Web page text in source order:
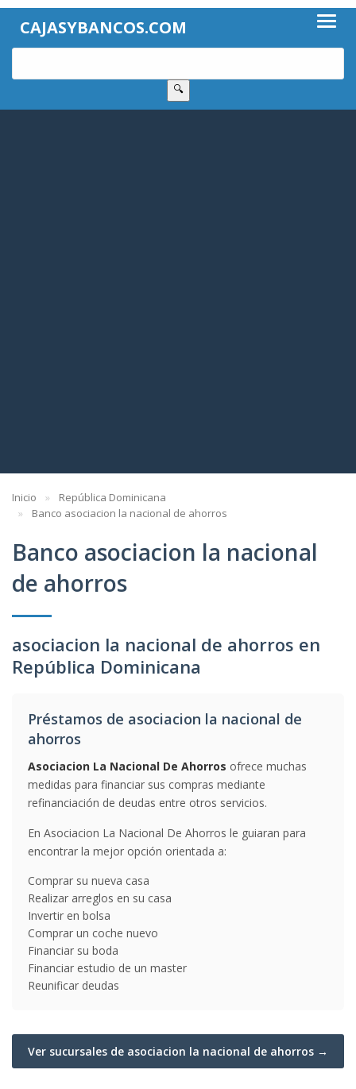
CAJASYBANCOS.COM
🔍
Inicio
República Dominicana
Banco asociacion la nacional de ahorros
Banco asociacion la nacional
de ahorros
asociacion la nacional de ahorros en
República Dominicana
Préstamos de asociacion la nacional de
ahorros
Asociacion La Nacional De Ahorros ofrece muchas
medidas para financiar sus compras mediante
refinanciación de deudas entre otros servicios.
En Asociacion La Nacional De Ahorros le guiaran para
encontrar la mejor opción orientada a:
Comprar su nueva casa
Realizar arreglos en su casa
Invertir en bolsa
Comprar un coche nuevo
Financiar su boda
Financiar estudio de un master
Reunificar deudas
Ver sucursales de asociacion la nacional de ahorros →